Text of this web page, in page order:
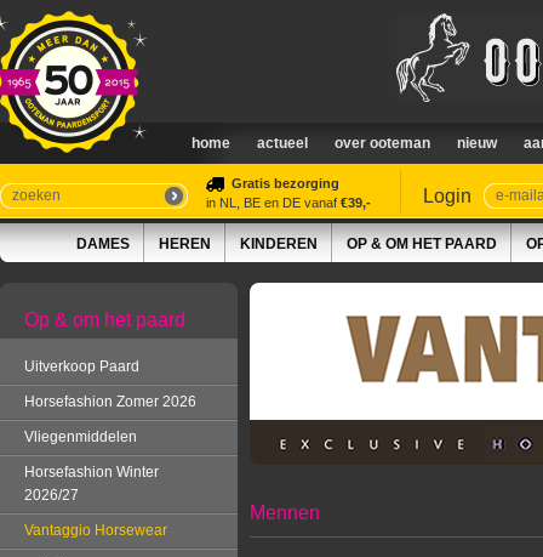
home actueel over ooteman nieuw
Gratis bezorging
in NL, BE en DE vanaf €39,- Login
DAMES HEREN KINDEREN OP & OM HET PAARD
Op & om het paard
Uitverkoop Paard
Horsefashion Zomer 2026
Vliegenmiddelen
Horsefashion Winter
2026/27
Vantaggio Horsewear
Mennen